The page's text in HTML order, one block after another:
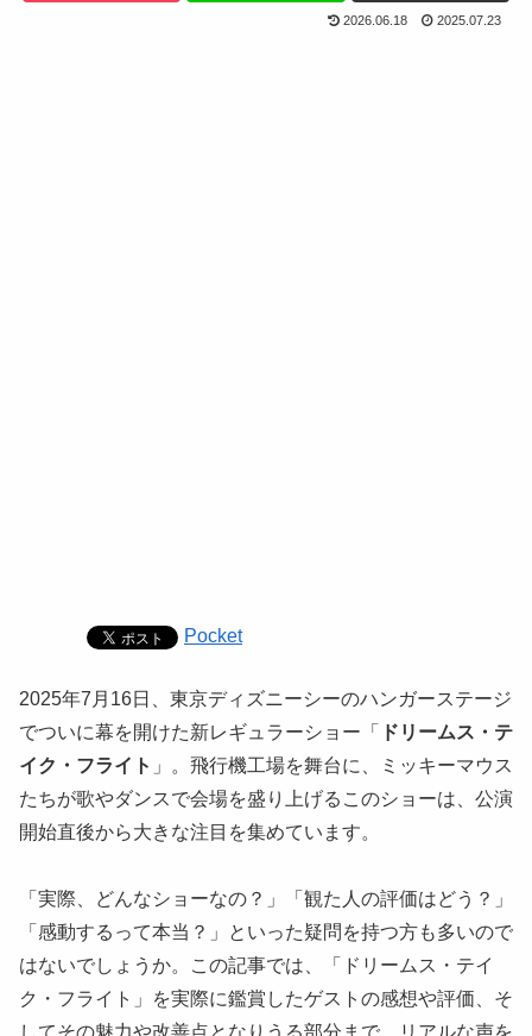
2026.06.18 2025.07.23
Pocket
2025年7月16日、東京ディズニーシーのハンガーステージ
でついに幕を開けた新レギュラーショー「
ドリームス・テ
イク・フライト 」。飛行機工場を舞台に、ミッキーマウス
たちが歌やダンスで会場を盛り上げるこのショーは、公演
開始直後から大きな注目を集めています。
「実際、どんなショーなの？」「観た人の評価はどう？」
「感動するって本当？」といった疑問を持つ方も多いので
はないでしょうか。この記事では、「ドリームス・テイ
ク・フライト」を実際に鑑賞したゲストの感想や評価、そ